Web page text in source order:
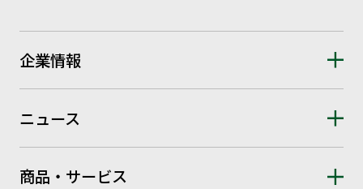
企業情報
ニュース
商品・サービス